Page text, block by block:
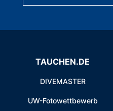
TAUCHEN.DE
DIVEMASTER
UW-Fotowettbewerb